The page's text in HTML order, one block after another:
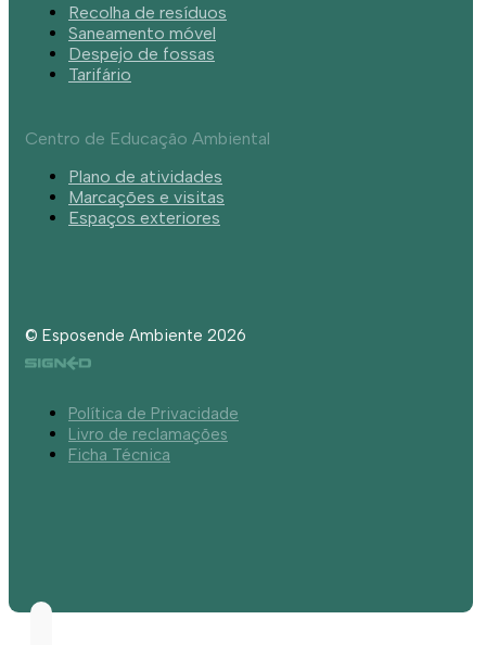
Recolha de resíduos
Saneamento móvel
Despejo de fossas
Tarifário
Centro de Educação Ambiental
Plano de atividades
Marcações e visitas
Espaços exteriores
© Esposende Ambiente 2026
Política de Privacidade
Livro de reclamações
Ficha Técnica